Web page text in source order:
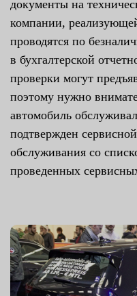
документы на
компании,
проводятся по
в бухгалтерской
проверки могут
поэтому нужно
автомобиль
подтвержден
обслуживания со
проведенных